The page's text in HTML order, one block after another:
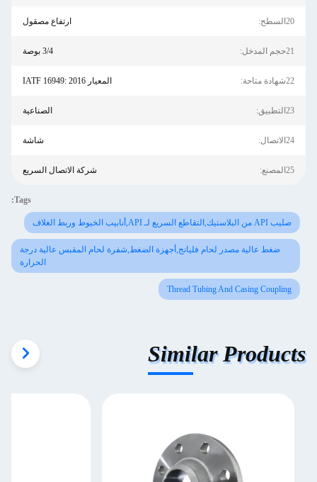
20السطح: ارتفاع مصقول
21حجم المدخل: 3/4 بوصة
22شهادة متاحة: المعيار IATF 16949: 2016
23التطبيق: الصناعية
24الاتصال: شاشة
25المصنع: شركة الاتصال السريع
Tags:
صليب API من البلاستيك,التقاطع السريع لـ API,أنابيب الخيوط وربط الغلاف
ضغط عالية مصدر لحام فليانج,أجهزة الضغط,شفرة لحام المقبس عالية درجة
الحرارة
Thread Tubing And Casing Coupling
Similar Products